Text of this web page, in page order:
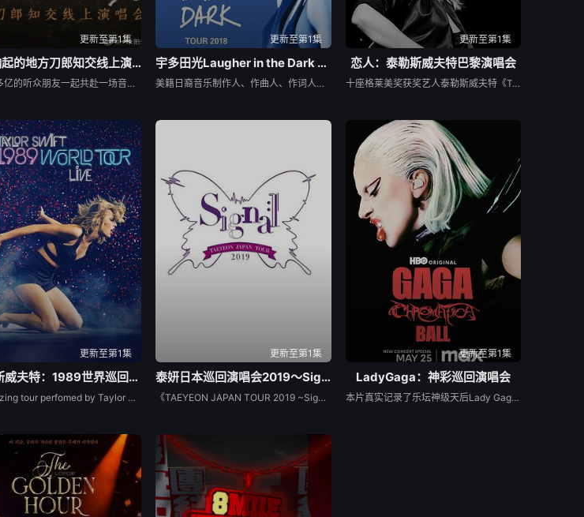
更新至第1集
山歌响起的地方刀郎知交线上演唱会
与半个多亿的听众朋友一起共赴一场音乐会，这真是前所未有、进入吉尼斯记录的一次超级享受，我不知道除了刀郎，谁还有这么大的影响力？将来又会有谁，来破这个世界纪录？今晚，“山歌响起的地方：刀郎知交线上演唱会”，在他的家乡四川资中举行，距离演唱舞台几百米的地方，就是刀郎的幼儿园、小学、中学，这是他献给河流山川的歌，献给家乡父老的歌，也是献给青春少年的歌，其中的感情，浓得可以感到怎么也化不开！
更新至第1集
宇多田光Laugher in the Dark 2018 巡回演唱会
美籍日裔音乐制作人、作曲人、作词人和歌手宇多田光为纪念出道二十周年，时隔十二年再次举行日本全国巡回演唱会。本轮巡演于2018年11月6日从横滨体育馆开跑，历时一个月于12月9日出道纪念日在幕张展览馆落下帷幕，总计12场次共动员14万人。其中12月9日最终场于2019年6月28日以蓝光形式发售，并同步上架全球190个国家和地区的Netflix。
更新至第1集
恋人：泰勒斯威夫特巴黎演唱会
十座格莱美奖获奖艺人泰勒斯威夫特《Taylor Swift: City of Lover》超长MV呈现来自多白金销量认证专辑《Lover 恋人》中曲目的未曝光现场。超长MV中，泰勒斯威夫特表演了获得多项大奖肯定的《Lover恋人》专辑中的曲目。《Lover恋人》专辑是去年中国大陆销量最高的国际艺人全长专辑。《Taylor Swift: City of Lover》超长MV让歌迷一览前所未见的后台花絮，在这个由于新型冠状病毒导致《Lover恋人》巡演取消的特殊时期，该视频将成为泰勒今年公开的唯一一部现场影像。
更新至第1集
泰勒·斯威夫特：1989世界巡回演唱会
An amazing tour perfomed by Taylor Swift,who is an incredible singer.She invited many people to the tour.You can see Karlie Kloss,Selena Gomes,Justin Timberlake,Mick Jagger and so on.Just enjoy this wonderful trip with Taylor Swift.
更新至第1集
泰妍日本巡回演唱会2019～Signal～
《TAEYEON JAPAN TOUR 2019 ~Signal~》 是韩国女子组合少女时代太妍首场日本个人演唱会 2019年2月21日宣布太妍将在日本首次举行个人巡回演唱会，以福冈为起点陆续于大阪、爱知、东京进行4个城市6场公演的巡回演出。同年2月22日释出巡演预告影片，同年3月29日宣布在5月31日追加场次并公开宣传照
更新至第1集
LadyGaga：神彩巡回演唱会
本片真实记录了乐坛神级天后Lady Gaga在多个主要体育场举行的神彩世界巡回演唱会，为观众带来前所未有的高标准音乐歌舞体验。